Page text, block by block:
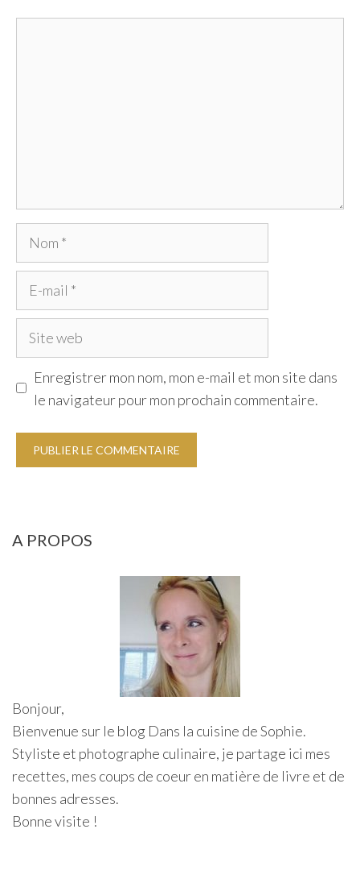
Nom
Site
Enregistrer mon nom, mon e-mail et mon site dans
le navigateur pour mon prochain commentaire.
A PROPOS
Bonjour,
Bienvenue sur le blog Dans la cuisine de Sophie.
Styliste et photographe culinaire, je partage ici mes
recettes, mes coups de coeur en matière de livre et de
bonnes adresses.
Bonne visite !